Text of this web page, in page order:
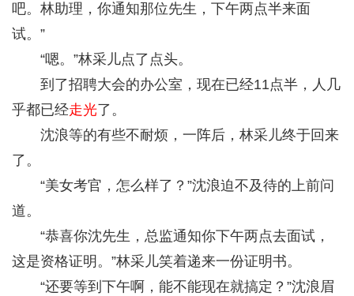
吧。林助理，你通知那位先生，下午两点半来面
试。”
“嗯。”林采儿点了点头。
到了招聘大会的办公室，现在已经11点半，人几
乎都已经走光了。
沈浪等的有些不耐烦，一阵后，林采儿终于回来
了。
“美女考官，怎么样了？”沈浪迫不及待的上前问
道。
“恭喜你沈先生，总监通知你下午两点去面试，
这是资格证明。”林采儿笑着递来一份证明书。
“还要等到下午啊，能不能现在就搞定？”沈浪眉